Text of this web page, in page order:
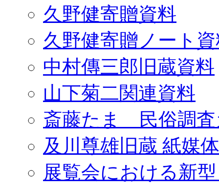
久野健寄贈資料
久野健寄贈ノート
中村傳三郎旧蔵資料
山下菊二関連資料
斎藤たま 民俗調査
及川尊雄旧蔵 紙媒
展覧会における新